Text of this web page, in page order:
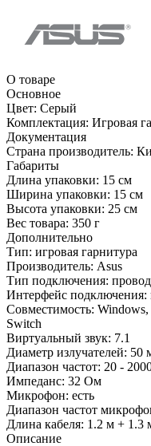
О товаре
Основное
Цвет: Серый
Комплектация: Игровая
Документация
Страна производитель:
Габариты
Длина упаковки: 15 см
Ширина упаковки: 15 см
Высота упаковки: 25 см
Вес товара: 350 г
Дополнительно
Тип: игровая гарнитура
Производитель: Asus
Тип подключения:
Интерфейс подключения:
Совместимость:
Switch
Виртуальный звук: 7.1
Диаметр излучателей: 50
Диапазон частот: 20 -
Импеданс: 32 Ом
Микрофон: есть
Диапазон частот
Длина кабеля: 1.2 м + 1.3
Описание